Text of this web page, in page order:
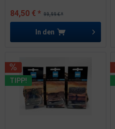
99,99 € *
84,50 € *
In den
TIPP!